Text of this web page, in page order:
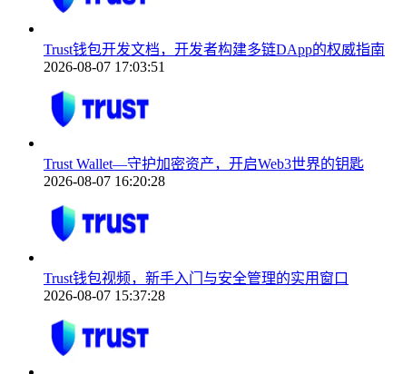
Trust钱包开发文档，开发者构建多链DApp的权威指南
2026-08-07 17:03:51
Trust Wallet—守护加密资产，开启Web3世界的钥匙
2026-08-07 16:20:28
Trust钱包视频，新手入门与安全管理的实用窗口
2026-08-07 15:37:28